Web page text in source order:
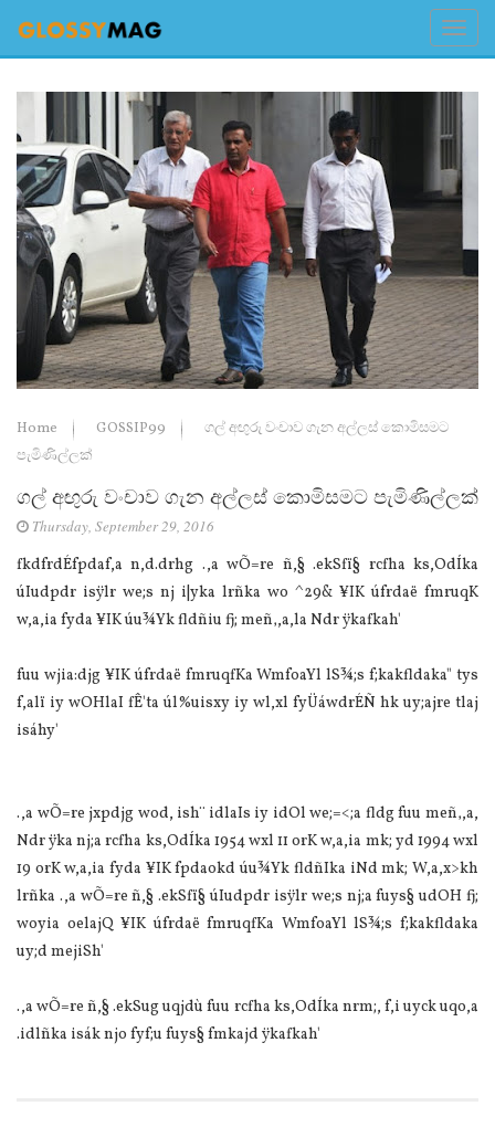
Home GOSSIP99
ගල් අඟුරු වංචාව ගැන අල්ලස් කොමිසමට
පැමිණිල්ලක්
ගල් අඟුරු වංචාව ගැන අල්ලස් කොමිසමට පැමිණිල්ලක්
Thursday, September 29, 2016
fkdfrdÉfpdaf,a n,d.drhg .,a wÕ=‍re ñ,§ .ekSfï§ rcfha ks,OdÍka
úIudpdr isÿlr we;s nj i|yka lrñka wo ^29& ¥IK úfrdaë fmruqK
w,a,ia fyda ¥IK úu¾Yk fldñiu fj; meñ‚,a,la Ndr ÿkafkah'
fuu wjia:djg ¥IK úfrdaë fmruqfKa WmfoaYl lS¾;s f;kakfldaka" tys
f,alï iy wOHlaI fÊ'ta úl%uisxy iy wl,xl fyÜáwdrÉÑ hk uy;ajre tlaj
isáhy'
.,a wÕ=‍re jxpdjg wod, ish¨‍ idlaIs iy idOl we;=<;a fldg fuu meñ‚,a,
Ndr ÿka nj;a rcfha ks,OdÍka 1954 wxl 11 orK w,a,ia mk; yd 1994 wxl
19 orK w,a,ia fyda ¥IK fpdaokd úu¾Yk fldñIka iNd mk; W,a,x>kh
lrñka .,a wÕ=‍re ñ,§ .ekSfï§ úIudpdr isÿlr we;s nj;a fuys§ udOH fj;
woyia oelajQ ¥IK úfrdaë fmruqfKa WmfoaYl lS¾;s f;kakfldaka
uy;d mejiSh'
.,a wÕ=‍re ñ,§ .ekSug uqjdù fuu rcfha ks,OdÍka nrm;, f,i uyck uqo,a
.idlñka isák njo fyf;u fuys§ fmkajd ÿkafkah'